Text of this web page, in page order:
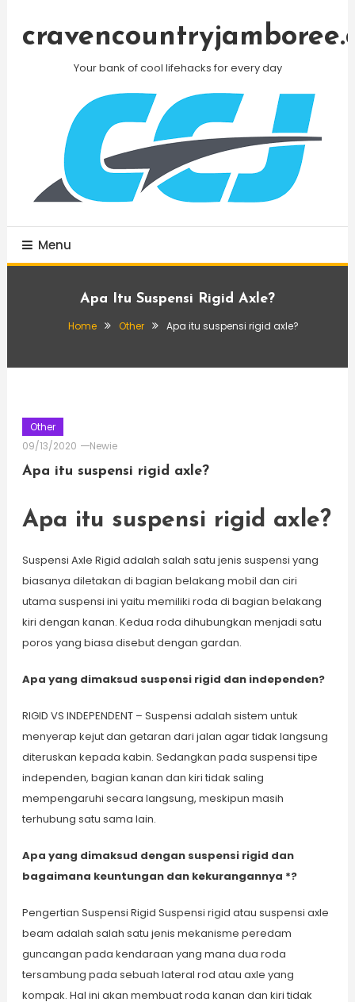
Your bank of cool lifehacks for every day
Menu
Apa Itu Suspensi Rigid Axle?
Home Other Apa itu suspensi rigid axle?
Other
09/13/2020
Newie
Apa itu suspensi rigid axle?
Apa itu suspensi rigid axle?
Suspensi Axle Rigid adalah salah satu jenis suspensi yang
biasanya diletakan di bagian belakang mobil dan ciri
utama suspensi ini yaitu memiliki roda di bagian belakang
kiri dengan kanan. Kedua roda dihubungkan menjadi satu
poros yang biasa disebut dengan gardan.
Apa yang dimaksud suspensi rigid dan independen?
RIGID VS INDEPENDENT – Suspensi adalah sistem untuk
menyerap kejut dan getaran dari jalan agar tidak langsung
diteruskan kepada kabin. Sedangkan pada suspensi tipe
independen, bagian kanan dan kiri tidak saling
mempengaruhi secara langsung, meskipun masih
terhubung satu sama lain.
Apa yang dimaksud dengan suspensi rigid dan
bagaimana keuntungan dan kekurangannya *?
Pengertian Suspensi Rigid Suspensi rigid atau suspensi axle
beam adalah salah satu jenis mekanisme peredam
guncangan pada kendaraan yang mana dua roda
tersambung pada sebuah lateral rod atau axle yang
kompak. Hal ini akan membuat roda kanan dan kiri tidak